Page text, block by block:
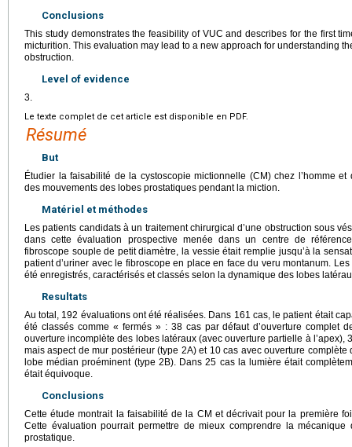
Conclusions
This study demonstrates the feasibility of VUC and describes for the first
micturition. This evaluation may lead to a new approach for understanding
obstruction.
Level of evidence
3.
Le texte complet de cet article est disponible en PDF.
Résumé
But
Étudier la faisabilité de la cystoscopie mictionnelle (CM) chez l’homme
des mouvements des lobes prostatiques pendant la miction.
Matériel et méthodes
Les patients candidats à un traitement chirurgical d’une obstruction sous
dans cette évaluation prospective menée dans un centre de
fibroscope souple de petit diamètre, la vessie était remplie jusqu’à la
patient d’uriner avec le fibroscope en place en face du veru montanum.
été enregistrés, caractérisés et classés selon la dynamique des lobes
Resultats
Au total, 192 évaluations ont été réalisées. Dans 161 cas, le patient était
été classés comme « fermés » : 38 cas par défaut d’ouverture complet
ouverture incomplète des lobes latéraux (avec ouverture partielle à l’apex),
mais aspect de mur postérieur (type 2A) et 10 cas avec ouverture complète
lobe médian proéminent (type 2B). Dans 25 cas la lumière était
était équivoque.
Conclusions
Cette étude montrait la faisabilité de la CM et décrivait pour la première
Cette évaluation pourrait permettre de mieux comprendre la mécanique
prostatique.